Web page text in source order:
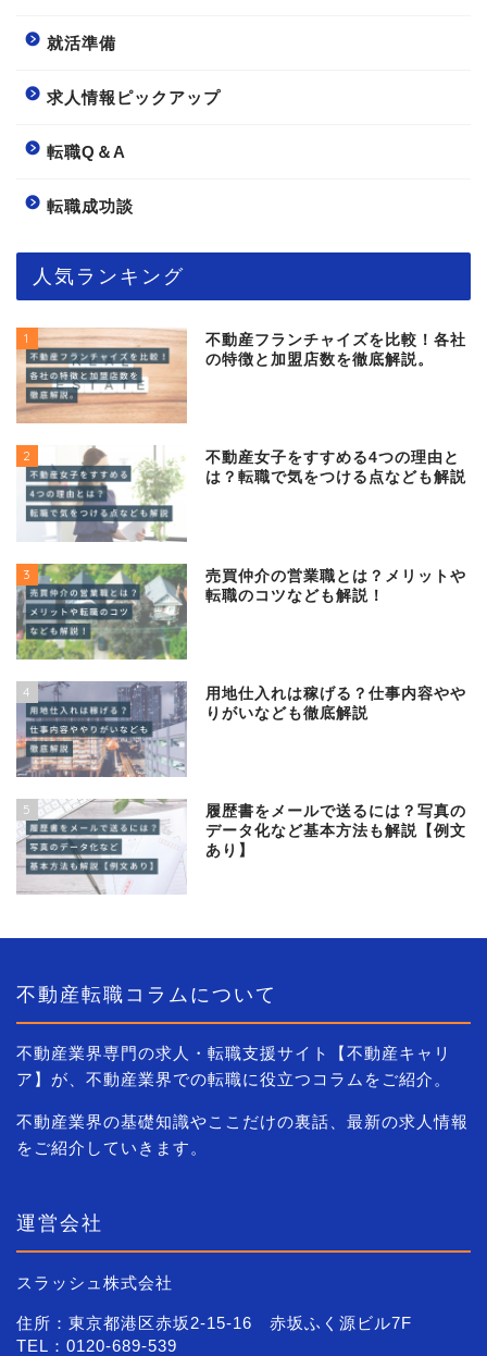
就活準備
求人情報ピックアップ
転職Q＆A
転職成功談
人気ランキング
1
不動産フランチャイズを比較！各社
の特徴と加盟店数を徹底解説。
2
不動産女子をすすめる4つの理由と
は？転職で気をつける点なども解説
3
売買仲介の営業職とは？メリットや
転職のコツなども解説！
4
用地仕入れは稼げる？仕事内容やや
りがいなども徹底解説
5
履歴書をメールで送るには？写真の
データ化など基本方法も解説【例文
あり】
不動産転職コラムについて
不動産業界専門の求人・転職支援サイト【不動産キャリ
ア】が、不動産業界での転職に役立つコラムをご紹介。
不動産業界の基礎知識やここだけの裏話、最新の求人情報
をご紹介していきます。
運営会社
スラッシュ株式会社
住所：東京都港区赤坂2-15-16 赤坂ふく源ビル7F
TEL：0120-689-539